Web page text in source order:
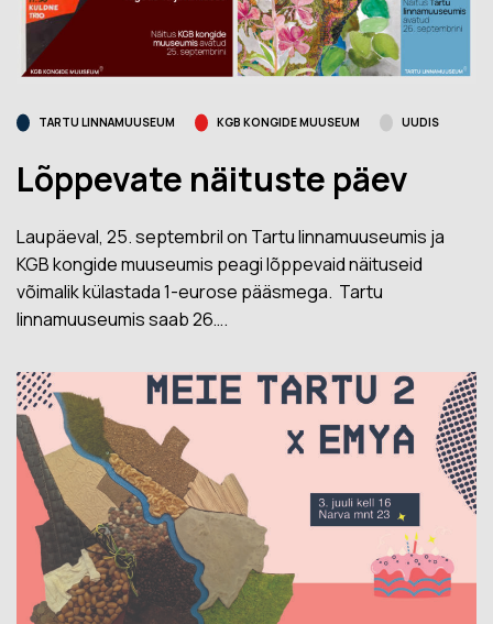
TARTU LINNAMUUSEUM KGB KONGIDE MUUSEUM UUDIS
Lõppevate näituste päev
Laupäeval, 25. septembril on Tartu linnamuuseumis ja
KGB kongide muuseumis peagi lõppevaid näituseid
võimalik külastada 1-eurose pääsmega. Tartu
linnamuuseumis saab 26….